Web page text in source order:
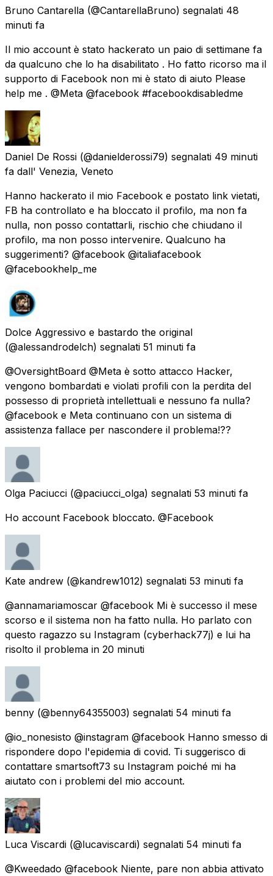
Bruno Cantarella (@CantarellaBruno) segnalati 48
minuti fa
Il mio account è stato hackerato un paio di settimane fa
da qualcuno che lo ha disabilitato . Ho fatto ricorso ma il
supporto di Facebook non mi è stato di aiuto Please
help me . @Meta @facebook #facebookdisabledme
Daniel De Rossi (@danielderossi79) segnalati 49 minuti
fa dall' Venezia, Veneto
Hanno hackerato il mio Facebook e postato link vietati,
FB ha controllato e ha bloccato il profilo, ma non fa
nulla, non posso contattarli, rischio che chiudano il
profilo, ma non posso intervenire. Qualcuno ha
suggerimenti? @facebook @italiafacebook
@facebookhelp_me
Dolce Aggressivo e bastardo the original
(@alessandrodelch) segnalati 51 minuti fa
@OversightBoard @Meta è sotto attacco Hacker,
vengono bombardati e violati profili con la perdita del
possesso di proprietà intellettuali e nessuno fa nulla?
@facebook e Meta continuano con un sistema di
assistenza fallace per nascondere il problema!??
Olga Paciucci (@paciucci_olga) segnalati 53 minuti fa
Ho account Facebook bloccato. @Facebook
Kate andrew (@kandrew1012) segnalati 53 minuti fa
@annamariamoscar @facebook Mi è successo il mese
scorso e il sistema non ha fatto nulla. Ho parlato con
questo ragazzo su Instagram (cyberhack77j) e lui ha
risolto il problema in 20 minuti
benny (@benny64355003) segnalati 54 minuti fa
@io_nonesisto @instagram @facebook Hanno smesso di
rispondere dopo l'epidemia di covid. Ti suggerisco di
contattare smartsoft73 su Instagram poiché mi ha
aiutato con i problemi del mio account.
Luca Viscardi (@lucaviscardi) segnalati 54 minuti fa
@Kweedado @facebook Niente, pare non abbia attivato